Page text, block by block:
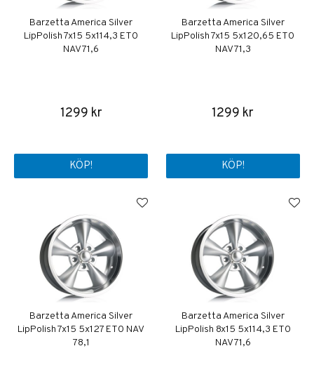
Barzetta America Silver
LipPolish 7x15 5x114,3 ET0
NAV 71,6
1299 kr
KÖP!
Barzetta America Silver
LipPolish 7x15 5x120,65 ET0
NAV 71,3
1299 kr
KÖP!
Barzetta America Silver
LipPolish 7x15 5x127 ET0 NAV
78,1
Barzetta America Silver
LipPolish 8x15 5x114,3 ET0
NAV 71,6